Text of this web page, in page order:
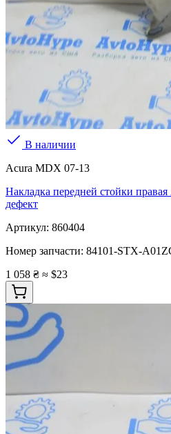
В наличии
Acura MDX 07-13
Накладка передней стойки
дефект
Артикул: 860404
Номер запчасти: 84101-STX-
1 058 ₴ ≈ $23